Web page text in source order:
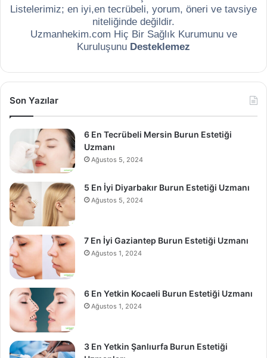
Listelerimiz; en iyi,en tecrübeli, yorum, öneri ve tavsiye
niteliğinde değildir.
Uzmanhekim.com Hiç Bir Sağlık Kurumunu ve
Kuruluşunu Desteklemez
Son Yazılar
6 En Tecrübeli Mersin Burun Estetiği
Uzmanı
Ağustos 5, 2024
5 En İyi Diyarbakır Burun Estetiği Uzmanı
Ağustos 5, 2024
7 En İyi Gaziantep Burun Estetiği Uzmanı
Ağustos 1, 2024
6 En Yetkin Kocaeli Burun Estetiği Uzmanı
Ağustos 1, 2024
3 En Yetkin Şanlıurfa Burun Estetiği